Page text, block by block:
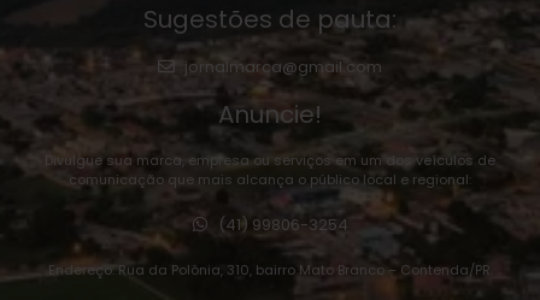
Sugestões de pauta:
jornalmarca@gmail.com
Anuncie!
Divulgue sua marca, empresa ou serviços em um dos veículos de
comunicação que mais alcança o público local e regional:
(41) 99806-3254
Endereço: Rua da Polônia, 310, bairro Mato Branco – Contenda/PR.